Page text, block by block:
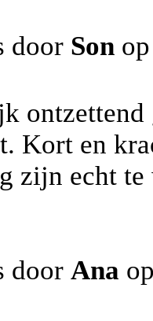
door Son
ontzettend
Kort en
zijn echt
door Ana